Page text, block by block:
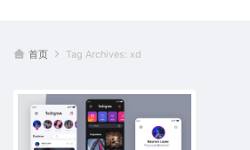
首页 Tag Archives: xd